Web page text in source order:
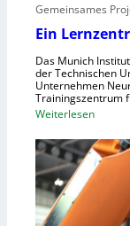
c
h
n
e
l
e
r
i
u
s
t
r
i
e
l
Gemeinsames
Ein
Das Munich
der Technischen
Unternehmen
Trainingszentrum
Weiterlesen:
i
n